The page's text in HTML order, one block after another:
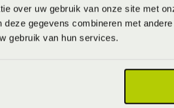
over uw gebruik van onze site met
gegevens combineren met
gebruik van hun services.